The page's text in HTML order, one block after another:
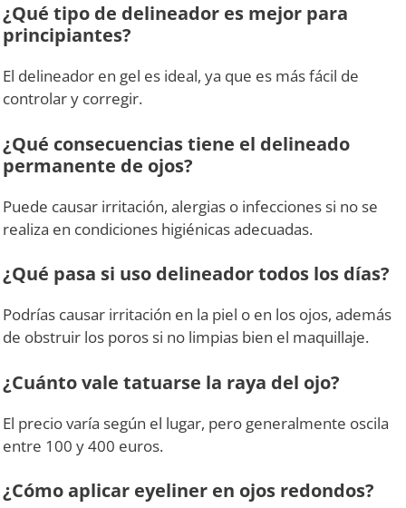
¿Qué tipo de delineador es mejor para
principiantes?
El delineador en gel es ideal, ya que es más fácil de
controlar y corregir.
¿Qué consecuencias tiene el delineado
permanente de ojos?
Puede causar irritación, alergias o infecciones si no se
realiza en condiciones higiénicas adecuadas.
¿Qué pasa si uso delineador todos los días?
Podrías causar irritación en la piel o en los ojos, además
de obstruir los poros si no limpias bien el maquillaje.
¿Cuánto vale tatuarse la raya del ojo?
El precio varía según el lugar, pero generalmente oscila
entre 100 y 400 euros.
¿Cómo aplicar eyeliner en ojos redondos?